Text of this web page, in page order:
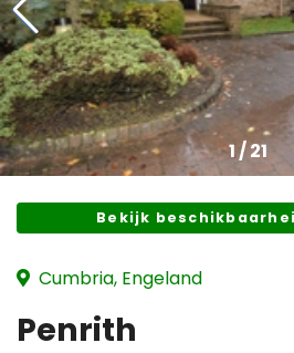
1/21
Bekijk
Cumbria, Engeland
Penrith